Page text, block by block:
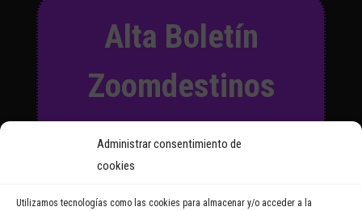
Administrar consentimiento de
cookies
Utilizamos tecnologías como las cookies para almacenar y/o acceder a la
Alta Boletín
Zoomdestinos
y recibirás regularmente las
noticias y reportajes que